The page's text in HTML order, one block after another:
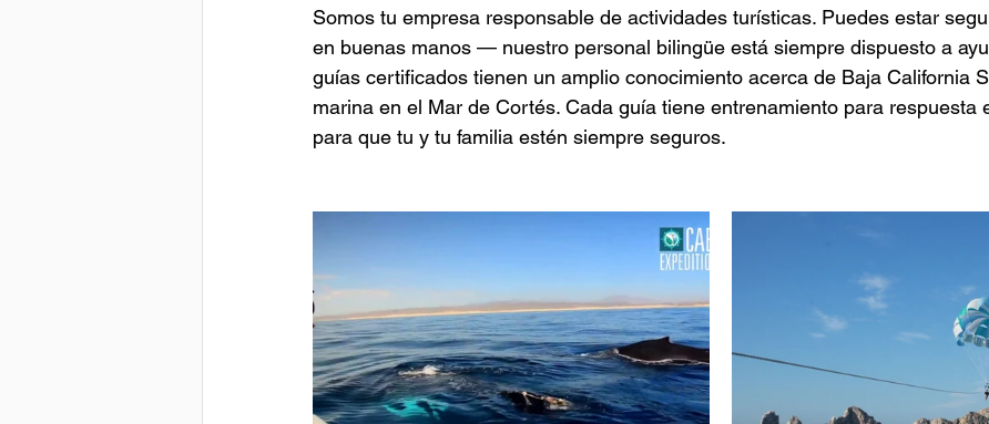
Somos tu empresa responsable de actividades turísticas. Puedes estar
en buenas manos — nuestro personal bilingüe está siempre dispuesto a
guías certificados tienen un amplio conocimiento acerca de Baja California
marina en el Mar de Cortés. Cada guía tiene entrenamiento para respuesta
para que tu y tu familia estén siempre seguros.